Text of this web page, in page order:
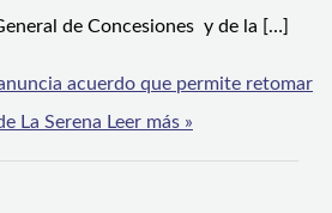
de Concesiones y de la […]
acuerdo que permite retomar
La Serena Leer más »